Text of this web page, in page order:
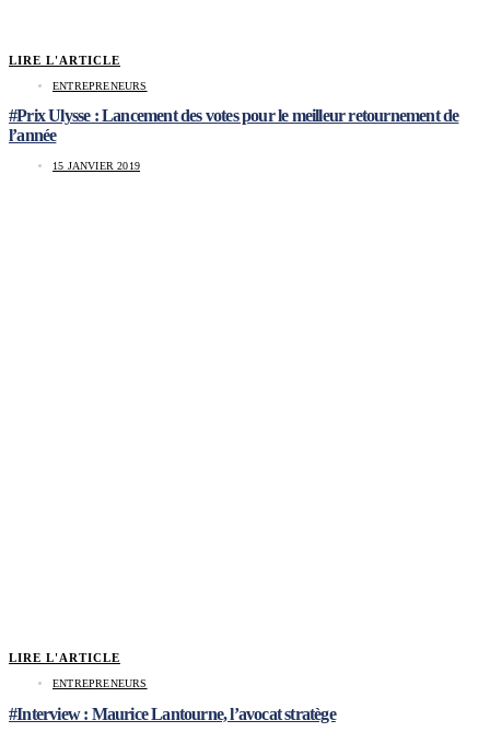
LIRE L'ARTICLE
ENTREPRENEURS
#Prix Ulysse : Lancement des votes pour le meilleur retournement de
l’année
15 JANVIER 2019
LIRE L'ARTICLE
ENTREPRENEURS
#Interview : Maurice Lantourne, l’avocat stratège